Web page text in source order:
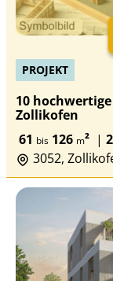
PROJEKT
10
Zollikofen
61 bis 126 m² |
3052,